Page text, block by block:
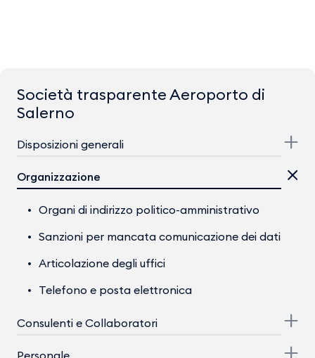
Società trasparente Aeroporto di
Salerno
Disposizioni generali
Organizzazione
Organi di indirizzo politico-amministrativo
Sanzioni per mancata comunicazione dei dati
Articolazione degli uffici
Telefono e posta elettronica
Consulenti e Collaboratori